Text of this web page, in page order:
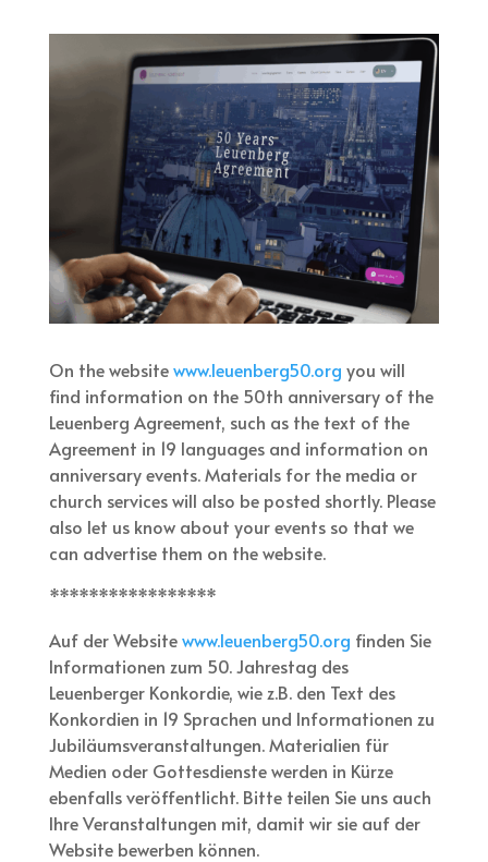
On the websitewww.leuenberg50.org you will
find information on the 50th anniversary of the
Leuenberg Agreement, such as the text of the
Agreement in 19 languages and information on
anniversary events. Materials for the media or
church services will also be posted shortly. Please
also let us know about your events so that we
can advertise them on the website.
*****************
Auf der Websitewww.leuenberg50.org finden Sie
Informationen zum 50. Jahrestag des
Leuenberger Konkordie, wie z.B. den Text des
Konkordien in 19 Sprachen und Informationen zu
Jubiläumsveranstaltungen. Materialien für
Medien oder Gottesdienste werden in Kürze
ebenfalls veröffentlicht. Bitte teilen Sie uns auch
Ihre Veranstaltungen mit, damit wir sie auf der
Website bewerben können.